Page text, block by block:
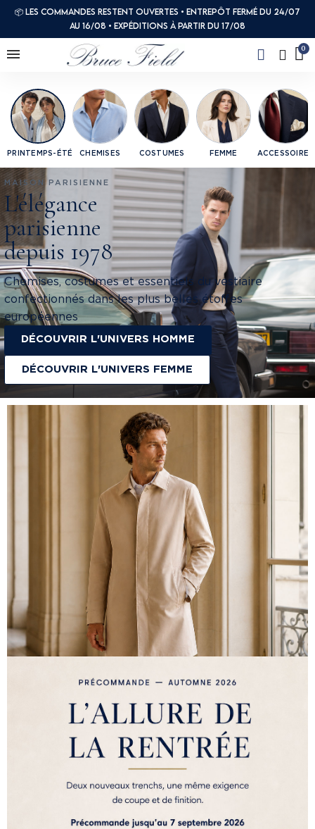
📦 Les commandes restent ouvertes • Entrepôt fermé du 24/07
au 16/08 • Expéditions à partir du 17/08
PRINTEMPS-ÉTÉ CHEMISES COSTUMES FEMME ACCESSOIRES
MAISON PARISIENNE
L'élégance
parisienne
depuis 1978
Chemises, costumes et essentiels du vestiaire
confectionnés dans les plus belles étoffes
européennes
DÉCOUVRIR L'UNIVERS HOMME
DÉCOUVRIR L'UNIVERS FEMME